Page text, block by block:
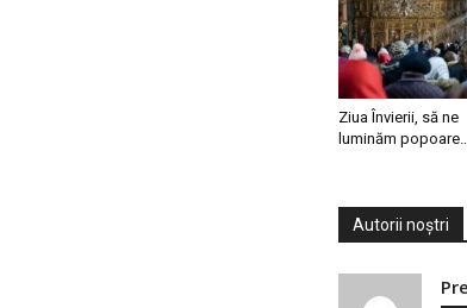
Ziua Învierii, să ne
luminăm
Autorii noștri